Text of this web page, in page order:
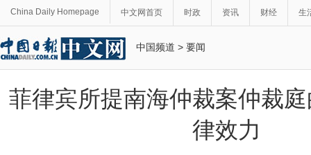
China Daily Homepage 中文网首页 时政 资讯 财经 生
中国频道 > 要闻
菲律宾所提南海仲裁案仲裁
律效力